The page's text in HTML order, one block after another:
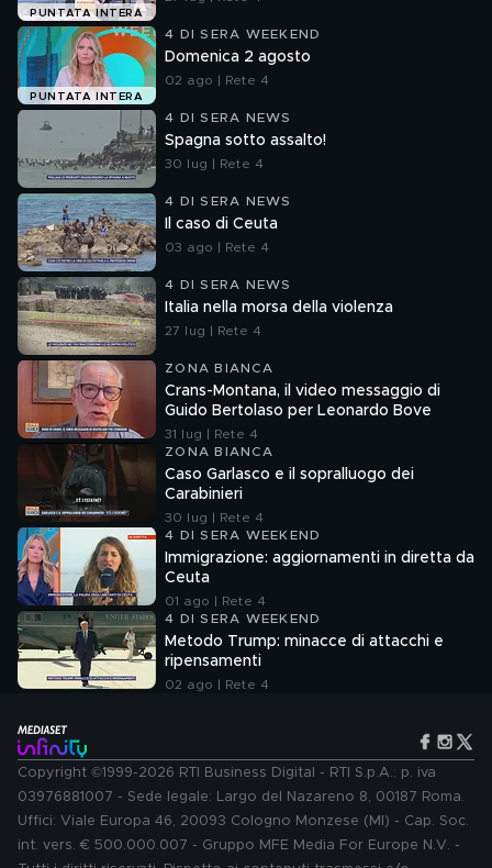
PUNTATA INTERA
PUNTATA INTERA
4 DI SERA WEEKEND
Domenica 2 agosto
02 ago | Rete 4
4 DI SERA NEWS
Spagna sotto assalto!
30 lug | Rete 4
4 DI SERA NEWS
Il caso di Ceuta
03 ago | Rete 4
4 DI SERA NEWS
Italia nella morsa della violenza
27 lug | Rete 4
ZONA BIANCA
Crans-Montana, il video messaggio di
Guido Bertolaso per Leonardo Bove
31 lug | Rete 4
ZONA BIANCA
Caso Garlasco e il sopralluogo dei
Carabinieri
30 lug | Rete 4
4 DI SERA WEEKEND
Immigrazione: aggiornamenti in diretta da
Ceuta
01 ago | Rete 4
4 DI SERA WEEKEND
Metodo Trump: minacce di attacchi e
ripensamenti
02 ago | Rete 4
Copyright ©1999-2026 RTI Business Digital - RTI S.p.A.: p. iva
03976881007 - Sede legale: Largo del Nazareno 8, 00187 Roma.
Uffici: Viale Europa 46, 20093 Cologno Monzese (MI) - Cap. Soc.
int. vers. € 500.000.007 - Gruppo MFE Media For Europe N.V. -